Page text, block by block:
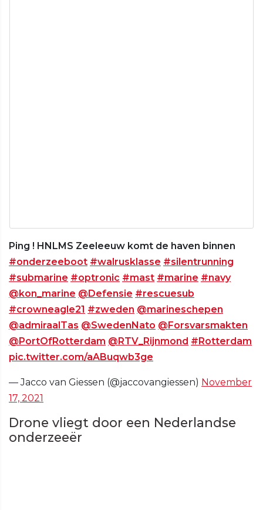
Ping ! HNLMS Zeeleeuw komt de haven binnen
#onderzeeboot #walrusklasse #silentrunning
#submarine #optronic #mast #marine #navy
@kon_marine @Defensie #rescuesub
#crowneagle21 #zweden @marineschepen
@admiraalTas @SwedenNato @Forsvarsmakten
@PortOfRotterdam @RTV_Rijnmond #Rotterdam
pic.twitter.com/aABuqwb3ge
— Jacco van Giessen (@jaccovangiessen) November
17, 2021
Drone vliegt door een Nederlandse
onderzeeër